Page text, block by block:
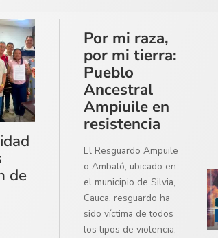
de
Por mi raza,
por mi tierra:
Pueblo
Ancestral
Ampiuile en
resistencia
El Resguardo Ampuile
o Ambaló, ubicado en
el municipio de Silvia,
Cauca, resguardo ha
sido víctima de todos
los tipos de violencia,